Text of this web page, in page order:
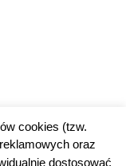
cookies (tzw.
oraz
dostosować